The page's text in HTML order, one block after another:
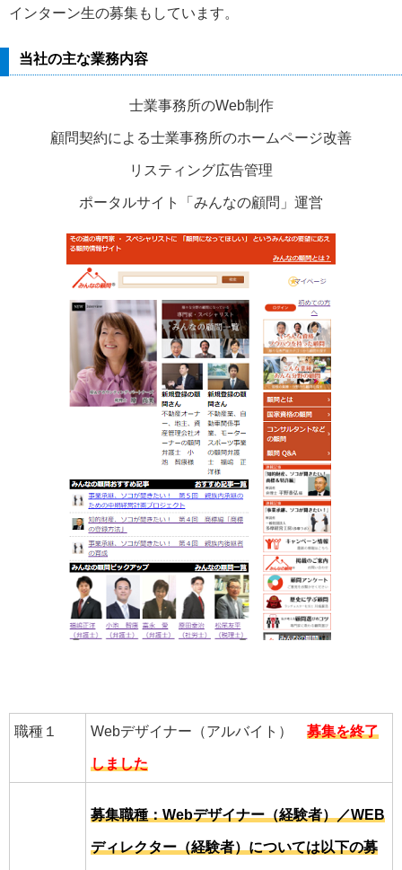
インターン生の募集もしています。
当社の主な業務内容
士業事務所のWeb制作
顧問契約による士業事務所のホームページ改善
リスティング広告管理
ポータルサイト「みんなの顧問」運営
職種１ Webデザイナー（アルバイト） 募集を終了
しました
募集職種：Webデザイナー（経験者）／WEB
ディレクター（経験者）については以下の募